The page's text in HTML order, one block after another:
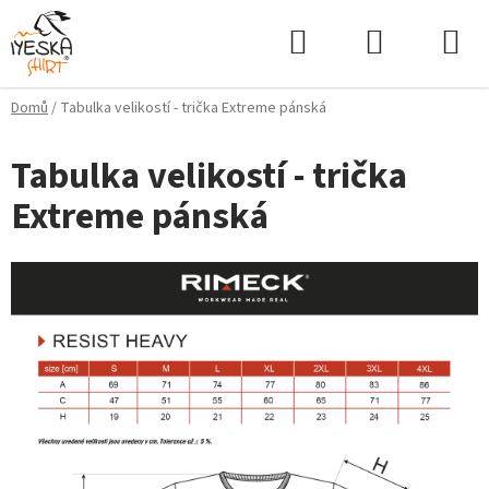
Přejít
na
obsah
Domů/ Tabulka velikostí - trička Extreme pánská
Tabulka velikostí - trička
Extreme pánská